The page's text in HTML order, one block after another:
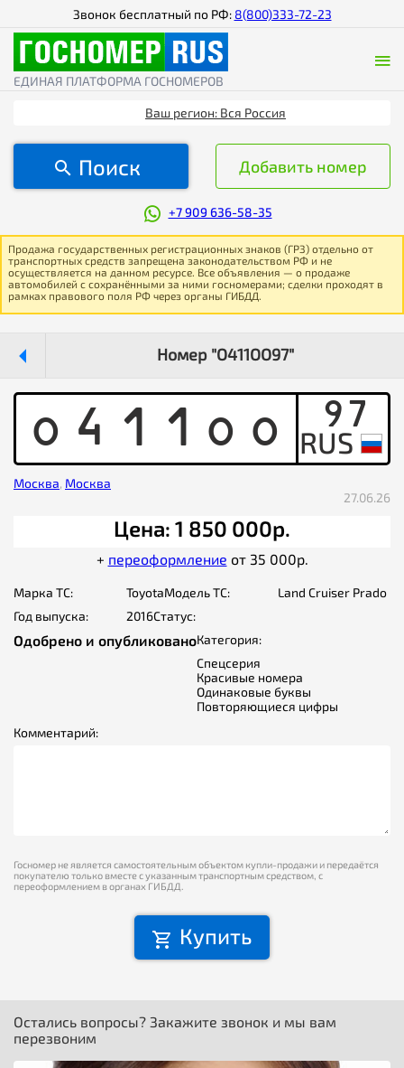
Звонок бесплатный по РФ: 8(800)333-72-23
ЕДИНАЯ ПЛАТФОРМА ГОСНОМЕРОВ
Ваш регион: Вся Россия
Поиск Добавить номер
+7 909 636-58-35
Продажа государственных регистрационных знаков (ГРЗ) отдельно от
транспортных средств запрещена законодательством РФ и не
осуществляется на данном ресурсе. Все объявления — о продаже
автомобилей с сохранёнными за ними госномерами; сделки проходят в
рамках правового поля РФ через органы ГИБДД.
Номер "О411ОО97"
O 4 1 1 O O 97
Москва, Москва
27.06.26
Цена: 1 850 000р.
+ переоформление от 35 000р.
Марка ТС: ToyotaМодель ТС:
Land Cruiser Prado
Год выпуска:
2016Статус:
Одобрено и опубликованоКатегория:
Спецсерия
Красивые номера
Одинаковые буквы
Повторяющиеся цифры
Комментарий:
Госномер не является самостоятельным объектом купли-продажи и передаётся
покупателю только вместе с указанным транспортным средством, с
переоформлением в органах ГИБДД.
Купить
Остались вопросы? Закажите звонок и мы вам
перезвоним